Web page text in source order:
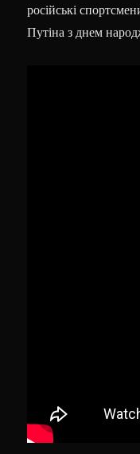
російські
Путіна з днем